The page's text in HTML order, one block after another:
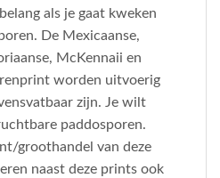
als je gaat kweken
De Mexicaanse,
McKennaii en
worden uitvoerig
zijn. Je wilt
paddosporen.
groothandel van deze
naast deze prints ook